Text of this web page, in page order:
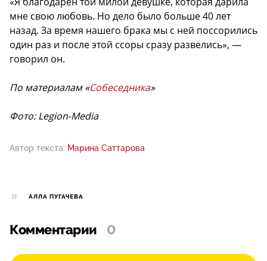
мне свою любовь. Но дело было больше 40 лет
назад. За время нашего брака мы с ней поссорились
один раз и после этой ссоры сразу развелись», —
говорил он.
По материалам «Собеседника»
Фото: Legion-Media
Автор текста: Марина Саттарова
АЛЛА ПУГАЧЕВА
Комментарии 0